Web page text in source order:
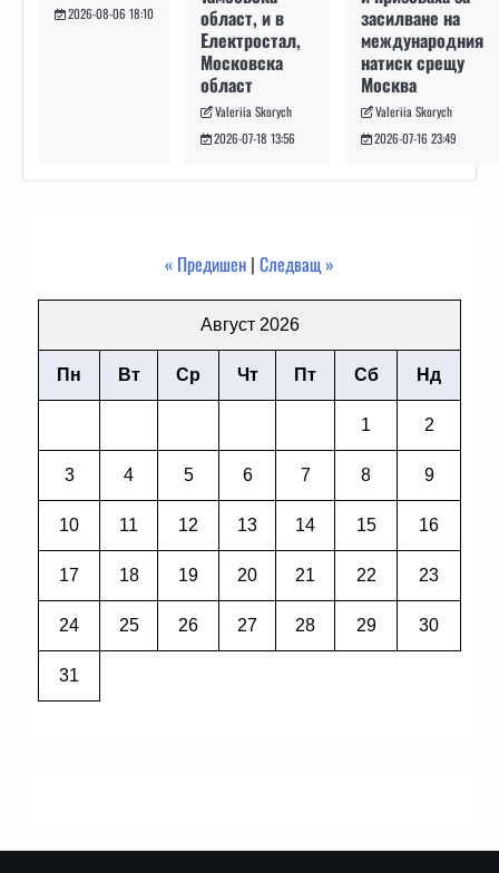
2026-08-06 18:10
област, и в
Електростал,
Московска
област
Valeriia Skorych
2026-07-18 13:56
засилване на
международния
натиск срещу
Москва
Valeriia Skorych
2026-07-16 23:49
« Предишен | Следващ »
Август 2026
Пн Вт Ср Чт Пт Сб Нд
1 2
3 4 5 6 7 8 9
10 11 12 13 14 15 16
17 18 19 20 21 22 23
24 25 26 27 28 29 30
31